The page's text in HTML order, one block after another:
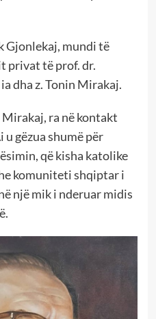
Gjonlekaj, mundi të
privat të prof. dr.
dha z. Tonin Mirakaj.
ra në kontakt
gëzua shumë për
që kisha katolike
komuniteti shqiptar i
një mik i nderuar midis